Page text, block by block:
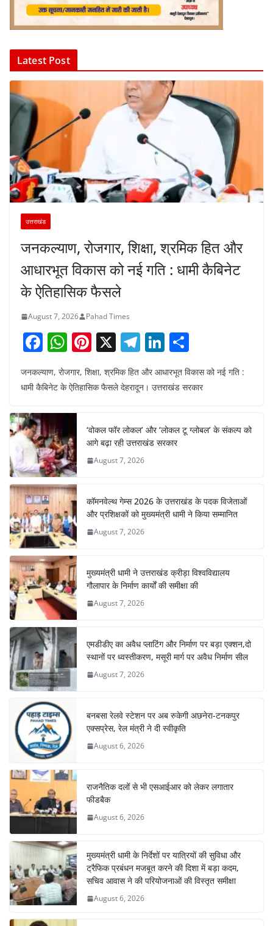
Latest Post
उत्तराखंड
जनकल्याण, रोजगार, शिक्षा, श्रमिक हित और
आधारभूत विकास को नई गति : धामी कैबिनेट
के ऐतिहासिक फैसले
August 7, 2026 Pahad Times
F
c
b
o
o
k
W
at
s
A
p
p
Pi
er
st
X T
el
e
a
m
Li
k
dI
n
h
ar
जनकल्याण, रोजगार, शिक्षा, श्रमिक हित और आधारभूत विकास को नई गति :
धामी कैबिनेट के ऐतिहासिक फैसले देहरादून। उत्तराखंड सरकार
‘वोकल फॉर लोकल’ और ‘लोकल टू ग्लोबल’ के संकल्प को
आगे बढ़ा रही उत्तराखंड सरकार
August 7, 2026
कॉमनवेल्थ गेम्स 2026 के उत्तराखंड के पदक विजेताओं
और प्रशिक्षकों को मुख्यमंत्री धामी ने किया सम्मानित
August 7, 2026
मुख्यमंत्री धामी ने उत्तराखंड क्रीड़ा विश्वविद्यालय
गौलापार के निर्माण कार्यों की समीक्षा की
August 7, 2026
एमडीडीए का अवैध प्लाटिंग और निर्माण पर बड़ा एक्शन,दो
स्थानों पर ध्वस्तीकरण, मसूरी मार्ग पर अवैध निर्माण सील
August 7, 2026
बनबसा रेलवे स्टेशन पर अब रुकेगी अछनेरा-टनकपुर
एक्सप्रेस, रेल मंत्री ने दी स्वीकृति
August 6, 2026
राजनैतिक दलों से भी एसआईआर को लेकर लगातार
फीडबैक
August 6, 2026
मुख्यमंत्री धामी के निर्देशों पर यात्रियों की सुविधा और
ट्रैफिक प्रबंधन मजबूत करने की दिशा में बड़ा कदम,
सचिव आवास ने की परियोजनाओं की विस्तृत समीक्षा
August 6, 2026